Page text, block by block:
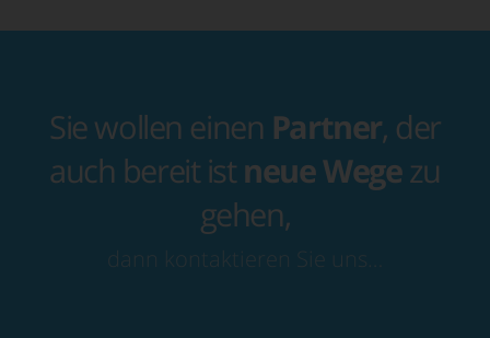
Sie wollen einen Partner, der
auch bereit ist neue Wegezu
gehen,
dann kontaktieren Sie uns…